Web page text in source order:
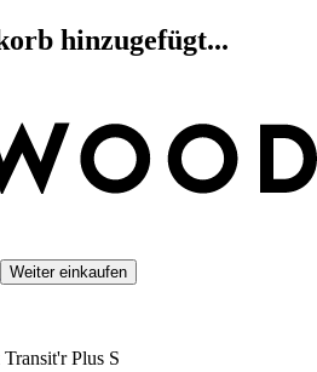
hinzugefügt...
Weiter einkaufen
Plus S